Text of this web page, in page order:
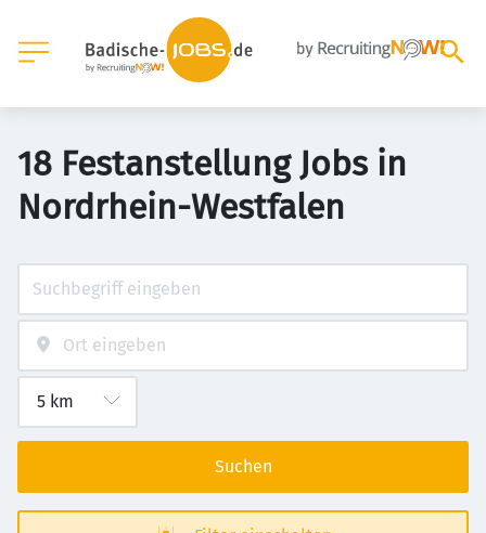
18 Festanstellung Jobs in
Nordrhein-Westfalen
Suchen